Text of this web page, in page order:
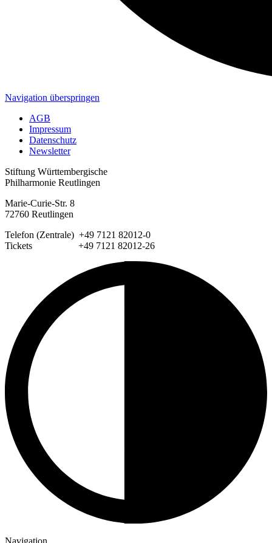
Navigation überspringen
AGB
Impressum
Datenschutz
Newsletter
Stiftung Württembergische
Philharmonie Reutlingen
Marie-Curie-Str. 8
72760 Reutlingen
Telefon (Zentrale) +49 7121 82012-0
Tickets +49 7121 82012-26
Navigation